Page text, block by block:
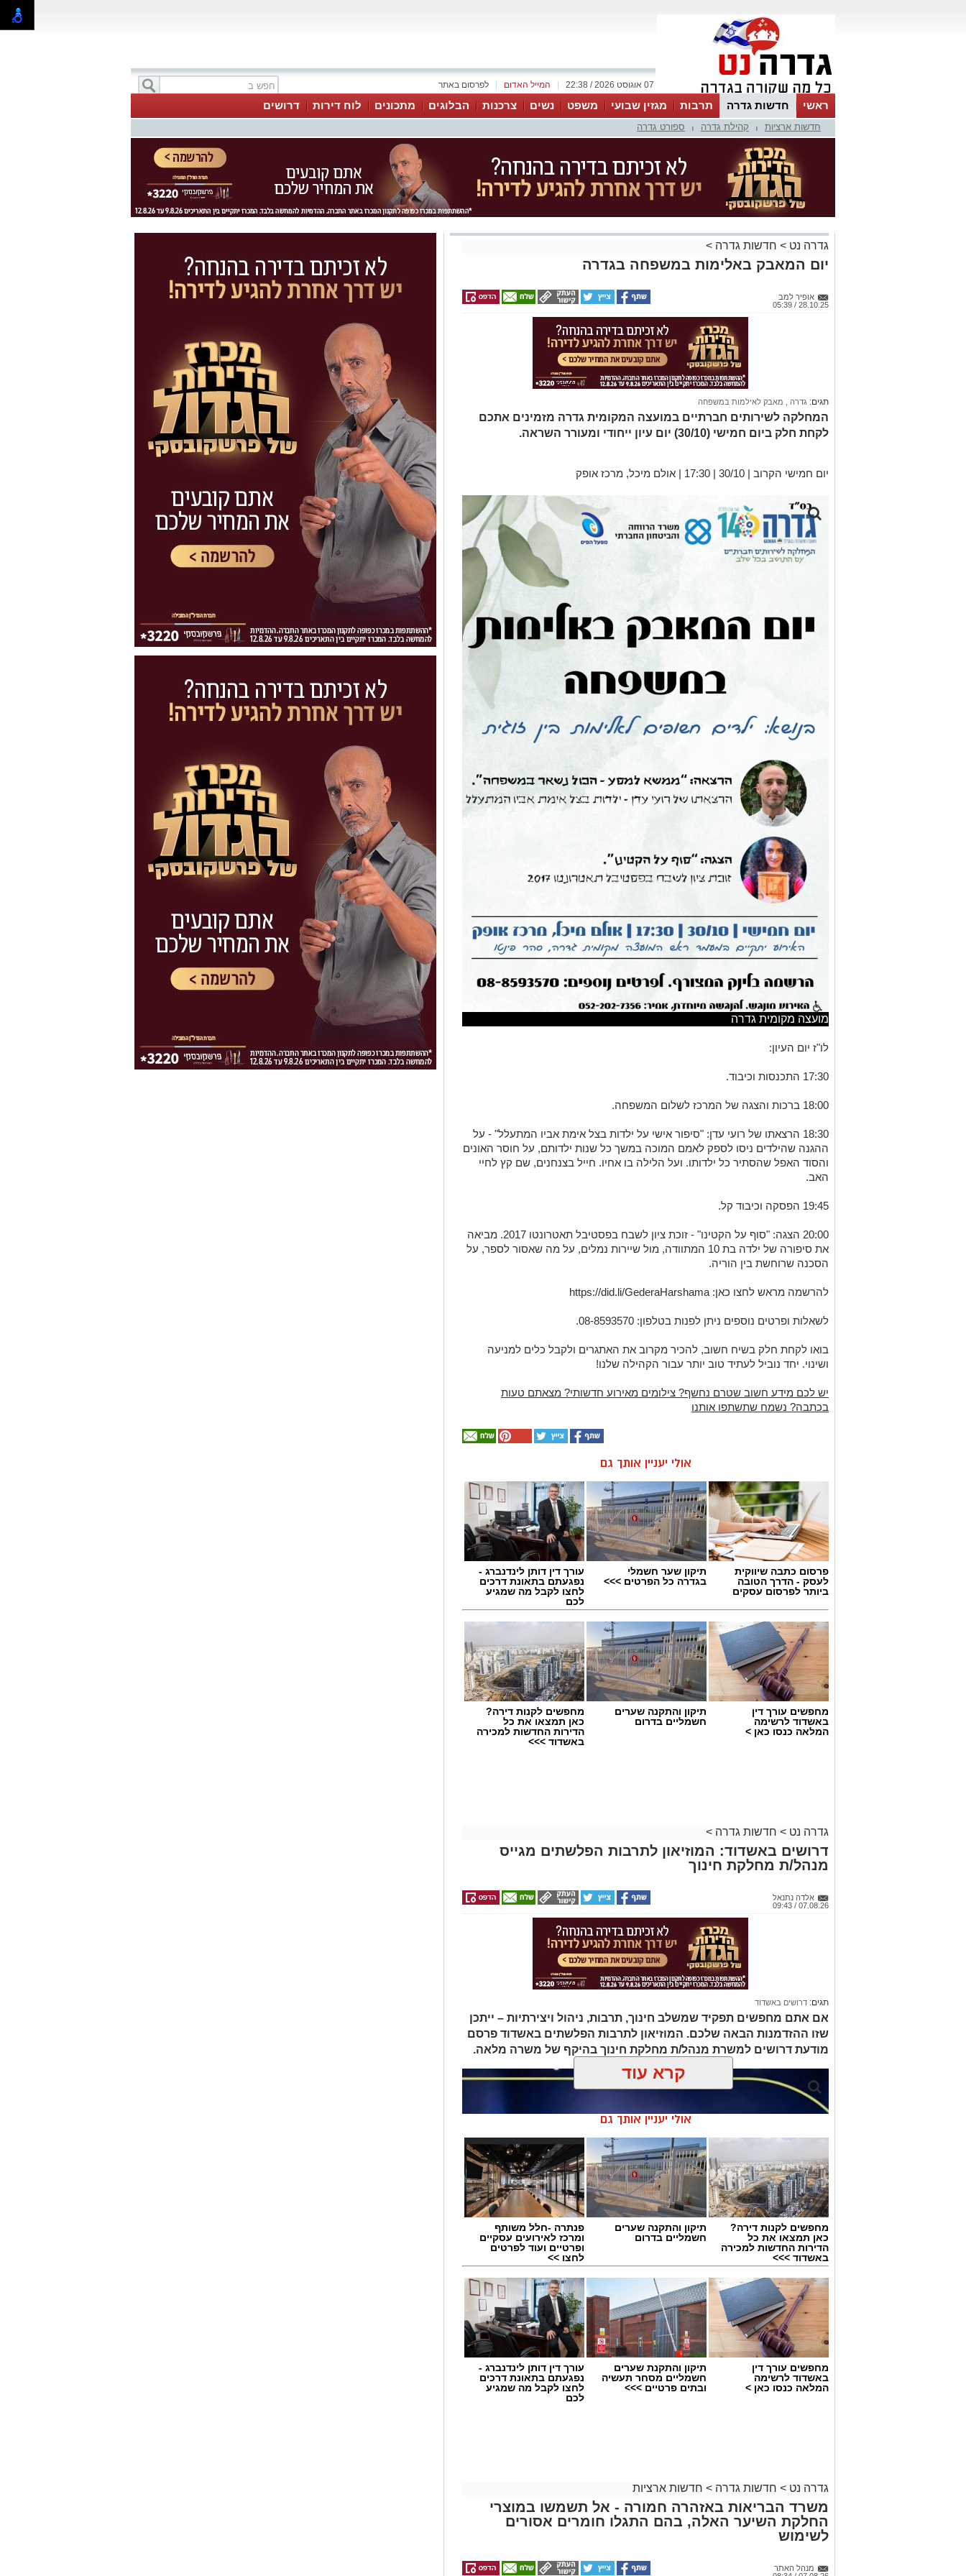
לפרסום באתר המייל האדום 07 אוגוסט 2026 / 22:38
ראשי חדשות גדרה תרבות מגזין שבועי משפט נשים צרכנות הבלוגים מתכונים לוח דירות דרושים
חדשות ארציות קהילת גדרה ספורט גדרה
גדרה נט > חדשות גדרה >
יום המאבק באלימות במשפחה בגדרה
אופיר למב
28.10.25 / 05:39
תגים: גדרה מאבק לאילמות במשפחה
המחלקה לשירותים חברתיים במועצה המקומית גדרה מזמינים אתכם
לקחת חלק ביום חמישי (30/10) יום עיון ייחודי ומעורר השראה.
יום חמישי הקרוב | 30/10 | 17:30 | אולם מיכל, מרכז אופק
מועצה מקומית גדרה
לו"ז יום העיון:
17:30 התכנסות וכיבוד.
18:00 ברכות והצגה של המרכז לשלום המשפחה.
18:30 הרצאתו של רועי עדן: "סיפור אישי על ילדות בצל אימת אביו המתעלל" - על
ההגנה שהילדים ניסו לספק לאמם המוכה במשך כל שנות ילדותם, על חוסר האונים
והסוד האפל שהסתיר כל ילדותו. ועל הלילה בו אחיו. חייל בצנחנים, שם קץ לחיי
האב.
19:45 הפסקה וכיבוד קל.
20:00 הצגה: "סוף על הקטינו" - זוכת ציון לשבח בפסטיבל תאטרונטו 2017. מביאה
את סיפורה של ילדה בת 10 המתוודה, מול שיירות נמלים, על מה שאסור לספר, על
הסכנה שרוחשת בין הוריה.
להרשמה מראש לחצו כאן: https://did.li/GederaHarshama
לשאלות ופרטים נוספים ניתן לפנות בטלפון: 08-8593570.
בואו לקחת חלק בשיח חשוב, להכיר מקרוב את האתגרים ולקבל כלים למניעה
ושינוי. יחד נוביל לעתיד טוב יותר עבור הקהילה שלנו!
יש לכם מידע חשוב שטרם נחשף? צילומים מאירוע חדשותי? מצאתם טעות
בכתבה? נשמח שתשתפו אותנו
אולי יעניין אותך גם
פרסום כתבה שיווקית
לעסק - הדרך הטובה
ביותר לפרסום עסקים
תיקון שער חשמלי
בגדרה כל הפרטים >>>
עורך דין דותן לינדנברג -
נפגעתם בתאונת דרכים
לחצו לקבל מה שמגיע
לכם
מחפשים עורך דין
באשדוד לרשימה
המלאה כנסו כאן >
תיקון והתקנה שערים
חשמליים בדרום
מחפשים לקנות דירה?
כאן תמצאו את כל
הדירות החדשות למכירה
באשדוד >>>
גדרה נט > חדשות גדרה >
דרושים באשדוד: המוזיאון לתרבות הפלשתים מגייס
מנהל/ת מחלקת חינוך
אלדה נתנאל
07.08.26 / 09:43
תגים: דרושים באשדוד
אם אתם מחפשים תפקיד שמשלב חינוך, תרבות, ניהול ויצירתיות – ייתכן
שזו ההזדמנות הבאה שלכם. המוזיאון לתרבות הפלשתים באשדוד פרסם
מודעת דרושים למשרת מנהל/ת מחלקת חינוך בהיקף של משרה מלאה.
גיוס
במסגרת התפקיד יידרש המועמד להוביל את תחום החינוך וההדרכה במוזיאון, לנהל
ולהוביל צוות מקצועי, לפתח תוכניות חינוכיות, ליצור אירועי תוכן ופרויקטים ייחודיים
ולעבוד מול קהלים מגוונים, תוך חיבור בין עולם התרבות, החינוך והקהילה.
ניסיון בפיתוח הדרכה ועמידה מול קהל.
יכולת לפיתוח והפקת פרויקטים מיוחדים ואירועי תוכן.
חשיבה עצמאית ורב־תחומית.
יחסי אנוש מצוינים, יוזמה ויצירתיות.
קרא עוד
אולי יעניין אותך גם
מחפשים לקנות דירה?
כאן תמצאו את כל
הדירות החדשות למכירה
באשדוד >>>
תיקון והתקנה שערים
חשמליים בדרום
פנתרה -חלל משותף
ומרכז לאירועים עסקיים
ופרטיים ועוד לפרטים
לחצו >>
מחפשים עורך דין
באשדוד לרשימה
המלאה כנסו כאן >
תיקון והתקנת שערים
חשמליים מסחר תעשיה
ובתים פרטיים >>>
עורך דין דותן לינדנברג -
נפגעתם בתאונת דרכים
לחצו לקבל מה שמגיע
לכם
גדרה נט > חדשות גדרה > חדשות ארציות
משרד הבריאות באזהרה חמורה - אל תשמשו במוצרי
החלקת השיער האלה, בהם התגלו חומרים אסורים
לשימוש
מנהל האתר